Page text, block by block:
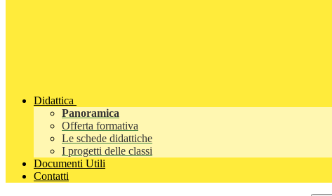
Didattica
Panoramica
Offerta formativa
Le schede didattiche
I progetti delle classi
Documenti Utili
Contatti